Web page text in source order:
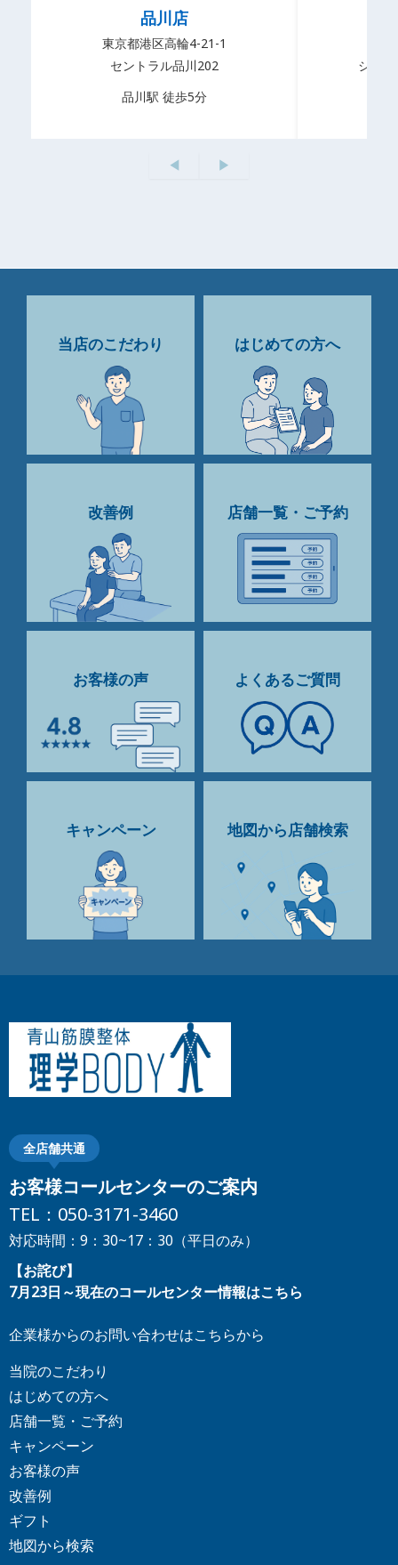
品川店
東京都港区高輪4-21-1
セントラル品川202
品川駅 徒歩5分
シル
◀︎ ▶︎
当店のこだわり はじめての方へ
改善例 店舗一覧・ご予約
お客様の声 よくあるご質問
キャンペーン 地図から店舗検索
全店舗共通
お客様コールセンターのご案内
TEL： 050-3171-3460
対応時間：9：30~17：30（平日のみ）
【お詫び】
7月23日～現在のコールセンター情報はこちら
企業様からのお問い合わせはこちらから
当院のこだわり
はじめての方へ
店舗一覧・ご予約
キャンペーン
お客様の声
改善例
ギフト
地図から検索